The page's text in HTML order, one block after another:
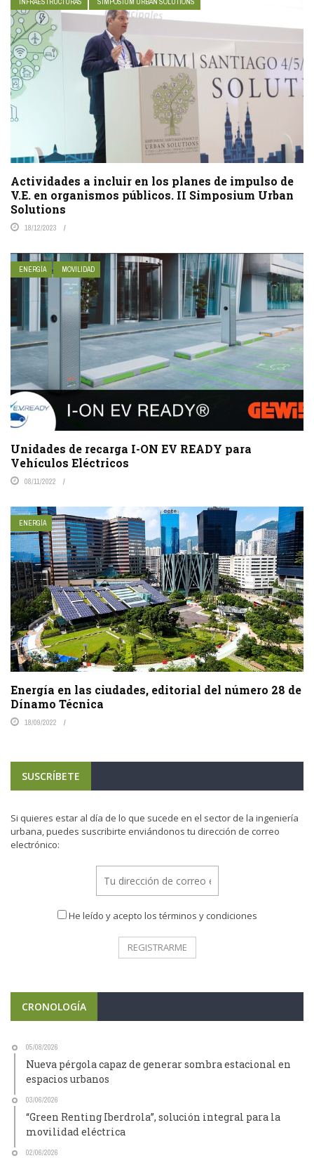
Actividades a incluir en los planes de impulso de
V.E. en organismos públicos. II Simposium Urban
Solutions
18/12/2023
ENERGÍA MOVILIDAD
Unidades de recarga I-ON EV READY para
Vehículos Eléctricos
08/11/2022
ENERGÍA
Energía en las ciudades, editorial del número 28 de
Dínamo Técnica
18/09/2022
SUSCRÍBETE
Si quieres estar al día de lo que sucede en el sector de la ingeniería
urbana, puedes suscribirte enviándonos tu dirección de correo
electrónico:
He leído y acepto los términos y condiciones
CRONOLOGÍA
05/08/2026
Nueva pérgola capaz de generar sombra estacional en
espacios urbanos
03/06/2026
“Green Renting Iberdrola”, solución integral para la
movilidad eléctrica
02/06/2026